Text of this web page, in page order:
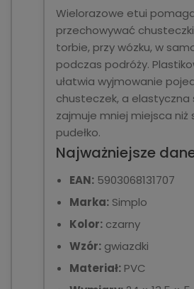
Wielorazowe etui
przechowywać
torbie, przy wózku, w
podczas podróży.
ułatwia wyjmowanie
chusteczek, a elastyczna
zajmuje mniej miejsca niż
pudełko.
Najważniejsze
EAN: 5903068131707
Marka: Simplo
Kolor: czarny
Wzór: gwiazdki
Materiał: PVC